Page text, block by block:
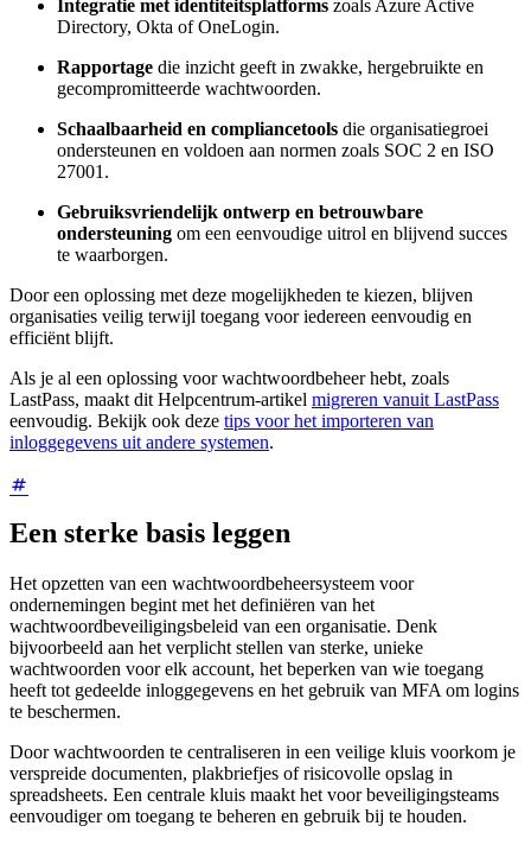
Integratie met identiteitsplatforms zoals Azure Active
Directory, Okta of OneLogin.
Rapportage die inzicht geeft in zwakke, hergebruikte en
gecompromitteerde wachtwoorden.
Schaalbaarheid en compliancetools die organisatiegroei
ondersteunen en voldoen aan normen zoals SOC 2 en ISO
27001.
Gebruiksvriendelijk ontwerp en betrouwbare
ondersteuning om een eenvoudige uitrol en blijvend succes
te waarborgen.
Door een oplossing met deze mogelijkheden te kiezen, blijven
organisaties veilig terwijl toegang voor iedereen eenvoudig en
efficiënt blijft.
Als je al een oplossing voor wachtwoordbeheer hebt, zoals
LastPass, maakt dit Helpcentrum-artikel migreren vanuit LastPass
eenvoudig. Bekijk ook deze tips voor het importeren van
inloggegevens uit andere systemen.
Een sterke basis leggen
Het opzetten van een wachtwoordbeheersysteem voor
ondernemingen begint met het definiëren van het
wachtwoordbeveiligingsbeleid van een organisatie. Denk
bijvoorbeeld aan het verplicht stellen van sterke, unieke
wachtwoorden voor elk account, het beperken van wie toegang
heeft tot gedeelde inloggegevens en het gebruik van MFA om logins
te beschermen.
Door wachtwoorden te centraliseren in een veilige kluis voorkom je
verspreide documenten, plakbriefjes of risicovolle opslag in
spreadsheets. Een centrale kluis maakt het voor beveiligingsteams
eenvoudiger om toegang te beheren en gebruik bij te houden.